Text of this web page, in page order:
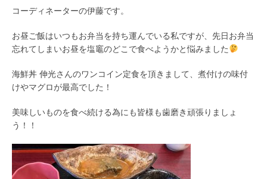
コーディネーターの伊藤です。
お昼ご飯はいつもお弁当を持ち運んでいる私ですが、先日お弁当
忘れてしまいお昼を塩竈のどこで食べようかと悩みました
海鮮丼 伸光さんのワンコイン定食を頂きまして、煮付けの味付
けやマグロが最高でした！
美味しいものを食べ続ける為にも皆様も歯磨き頑張りましょ
う！！